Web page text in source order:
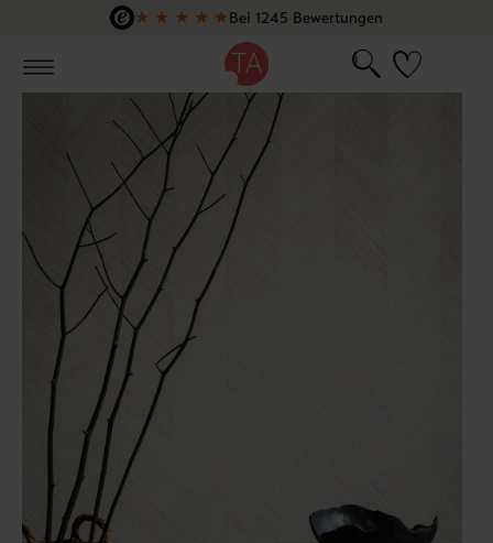
Zum Hauptinhalt springen
★ ★ ★ ★ ★Bei 1245 Bewertungen